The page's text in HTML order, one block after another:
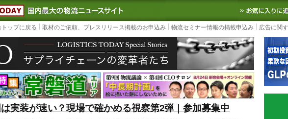
LOGISTICS TODAY｜国内最大の物流ニュースサイト3PL, SCMなど国内外の最新の
ップに戻る 取材のご依頼、プレスリリース掲載のお申込み 物流セミナー情報の掲載申込み 広告に関
実装が速い？現場で確かめる視察第2弾｜参加募集中